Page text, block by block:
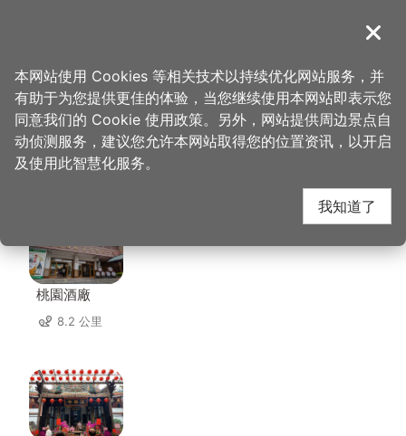
導覽
首页 > 想去的地方 > 住宿 > 罗里海山轻旅
罗里海山轻旅 周边景点
桃園酒廠
8.2 公里
关闭
本网站使用 Cookies 等相关技术以持续优化网站服务，并
有助于为您提供更佳的体验，当您继续使用本网站即表示您
同意我们的 Cookie 使用政策。另外，网站提供周边景点自
动侦测服务，建议您允许本网站取得您的位置资讯，以开启
及使用此智慧化服务。
我知道了